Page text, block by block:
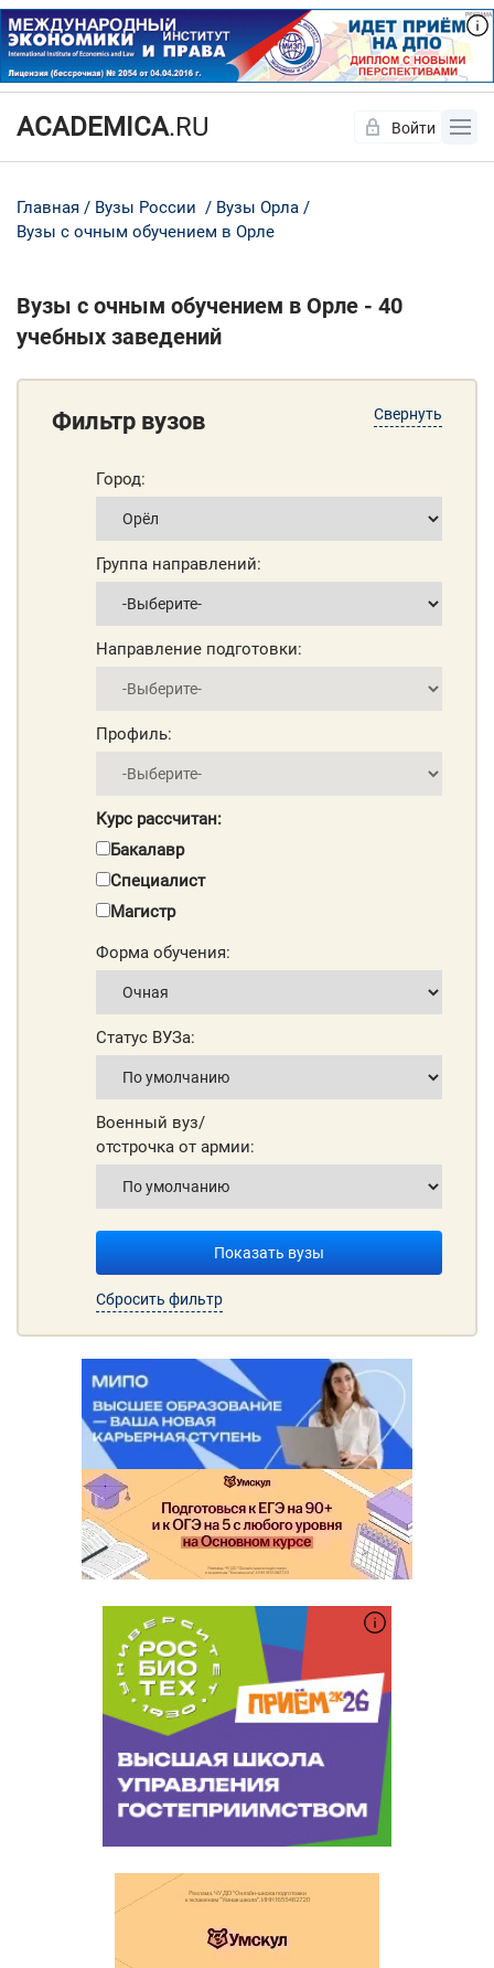
ACADEMICA.RU Войти
Главная Вузы России
Вузы Орла
Вузы с очным обучением в Орле
Вузы с очным обучением в Орле - 40
учебных заведений
Свернуть
Фильтр вузов
Город:
Группа направлений:
Направление подготовки:
Профиль:
Курс рассчитан:
Бакалавр
Специалист
Магистр
Форма обучения:
Статус ВУЗа:
Военный вуз/
отстрочка от армии:
Показать вузы
Сбросить фильтр
Да Нет